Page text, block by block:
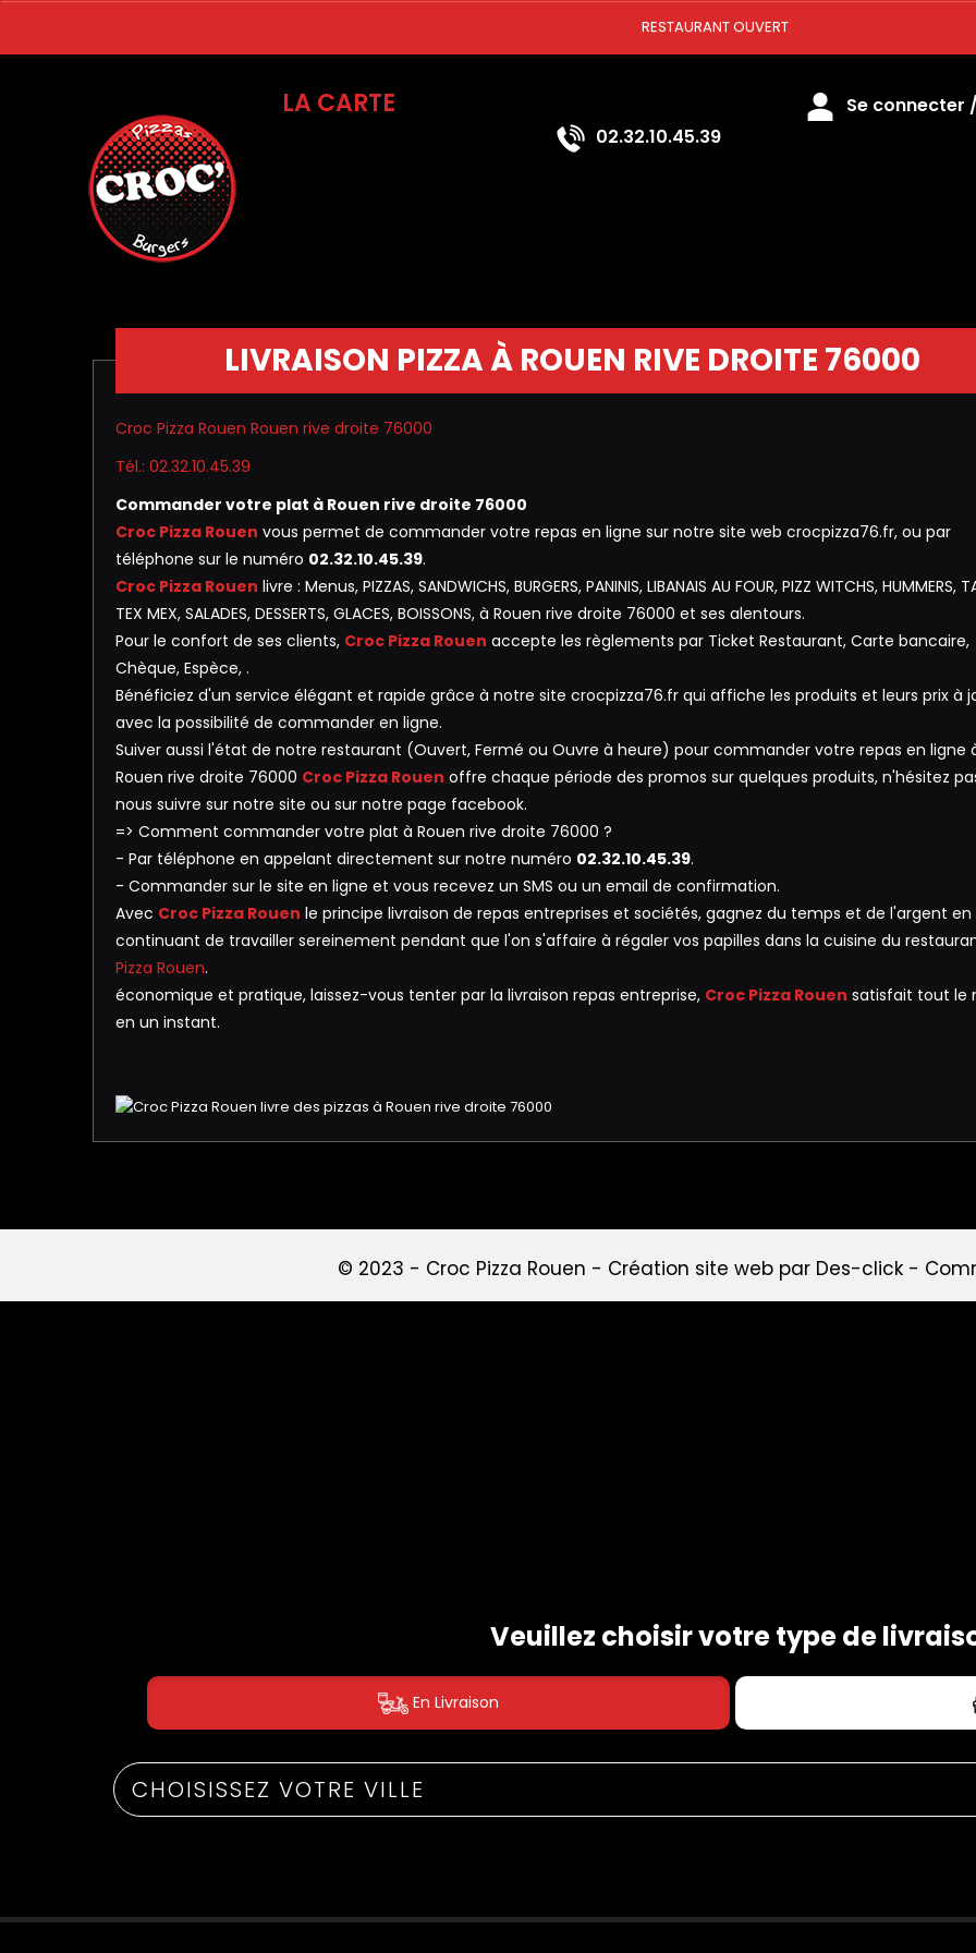
RESTAURANT OUVERT
LA CARTE
02.32.10.45.39
Se connecter
LIVRAISON PIZZA À ROUEN RIVE DROITE 76000
Croc Pizza Rouen Rouen rive droite 76000
Tél.: 02.32.10.45.39
Commander votre plat à Rouen rive droite 76000
Croc Pizza Rouen vous permet de commander votre repas en ligne sur notre site web crocpizza76.fr, ou par
téléphone sur le numéro 02.32.10.45.39.
Croc Pizza Rouen livre : Menus, PIZZAS, SANDWICHS, BURGERS, PANINIS, LIBANAIS AU FOUR, PIZZ WITCHS, HUMMERS,
TEX MEX, SALADES, DESSERTS, GLACES, BOISSONS, à Rouen rive droite 76000 et ses alentours.
Pour le confort de ses clients, Croc Pizza Rouen accepte les règlements par Ticket Restaurant, Carte bancaire,
Chèque, Espèce, .
Bénéficiez d'un service élégant et rapide grâce à notre site crocpizza76.fr qui affiche les produits et leurs prix à
avec la possibilité de commander en ligne.
Suiver aussi l'état de notre restaurant (Ouvert, Fermé ou Ouvre à heure) pour commander votre repas en ligne
Rouen rive droite 76000 Croc Pizza Rouen offre chaque période des promos sur quelques produits, n'hésitez
nous suivre sur notre site ou sur notre page facebook.
=> Comment commander votre plat à Rouen rive droite 76000 ?
- Par téléphone en appelant directement sur notre numéro 02.32.10.45.39.
- Commander sur le site en ligne et vous recevez un SMS ou un email de confirmation.
Avec Croc Pizza Rouen le principe livraison de repas entreprises et sociétés, gagnez du temps et de l'argent en
continuant de travailler sereinement pendant que l'on s'affaire à régaler vos papilles dans la cuisine du
Pizza Rouen.
économique et pratique, laissez-vous tenter par la livraison repas entreprise, Croc Pizza Rouen satisfait tout le
en un instant.
© 2023 - Croc Pizza Rouen - Création site web par Des-click-